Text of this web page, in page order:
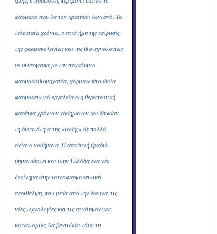
φάρμακο που θα τον κρατήσει ζωντανό. Τα
τελευταία χρόνια, η επιστήμη της ιατρικής,
της φαρμακολογίας και της βιοτεχνολογίας
σε συνεργασία με την παγκόσμια
φαρμακοβιομηχανία, χάρισαν σπουδαία
φαρμακευτικά εργαλεία στη θεραπευτική
φαρέτρα χρόνιων νοσημάτων και έδωσαν
τη δυνατότητα της «ίασης» σε πολλά
ανίατα νοσήματα. Η αποψινή βραδιά
σηματοδοτεί και στην Ελλάδα ένα νέο
ξεκίνημα στην ιατροφαρμακευτική
περίθαλψη, που μέσα από την έρευνα, τις
νέες τεχνολογίες και τις επιστημονικές
καινοτομίες, θα βελτιώσει τόσο τη